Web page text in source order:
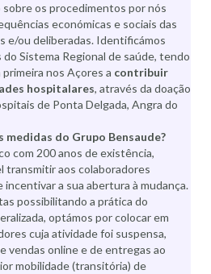
os procedimentos por nós
económicas e sociais das
e/ou deliberadas. Identificámos
do Sistema Regional de saúde, tendo
primeira nos Açores a contribuir
hospitalares, através da doação
de Ponta Delgada, Angra do
medidas do Grupo Bensaude?
com 200 anos de existência,
transmitir aos colaboradores
incentivar a sua abertura à mudança.
possibilitando a prática do
optámos por colocar em
cuja atividade foi suspensa,
vendas online e de entregas ao
mobilidade (transitória) de